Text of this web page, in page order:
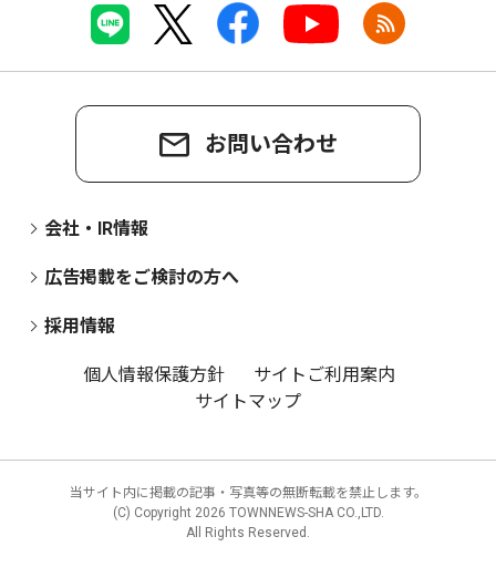
お問い合わせ
会社・IR情報
広告掲載をご検討の方へ
採用情報
個人情報保護方針
サイトご利用案内
サイトマップ
当サイト内に掲載の記事・写真等の無断転載を禁止します。
(C) Copyright 2026 TOWNNEWS-SHA CO.,LTD.
All Rights Reserved.